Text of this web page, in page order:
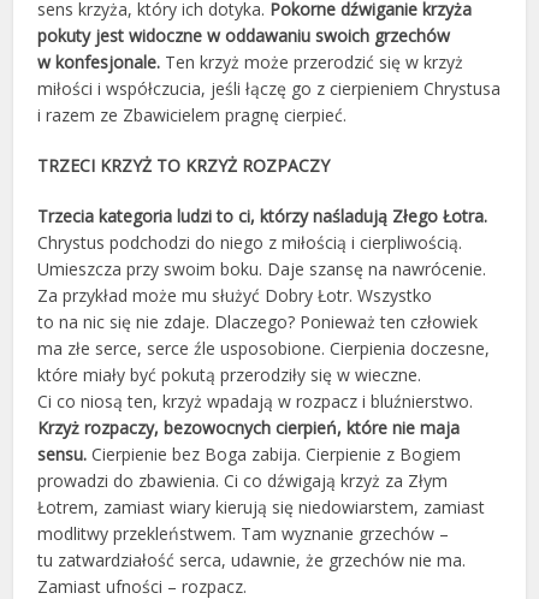
sens krzyża, który ich dotyka. Pokorne dźwiganie krzyża
pokuty jest widoczne w oddawaniu swoich grzechów
w konfesjonale. Ten krzyż może przerodzić się w krzyż
miłości i współczucia, jeśli łączę go z cierpieniem Chrystusa
i razem ze Zbawicielem pragnę cierpieć.
TRZECI KRZYŻ TO KRZYŻ ROZPACZY
Trzecia kategoria ludzi to ci, którzy naśladują Złego Łotra.
Chrystus podchodzi do niego z miłością i cierpliwością.
Umieszcza przy swoim boku. Daje szansę na nawrócenie.
Za przykład może mu służyć Dobry Łotr. Wszystko
to na nic się nie zdaje. Dlaczego? Ponieważ ten człowiek
ma złe serce, serce źle usposobione. Cierpienia doczesne,
które miały być pokutą przerodziły się w wieczne.
Ci co niosą ten, krzyż wpadają w rozpacz i bluźnierstwo.
Krzyż rozpaczy, bezowocnych cierpień, które nie maja
sensu. Cierpienie bez Boga zabija. Cierpienie z Bogiem
prowadzi do zbawienia. Ci co dźwigają krzyż za Złym
Łotrem, zamiast wiary kierują się niedowiarstem, zamiast
modlitwy przekleństwem. Tam wyznanie grzechów –
tu zatwardziałość serca, udawnie, że grzechów nie ma.
Zamiast ufności – rozpacz.